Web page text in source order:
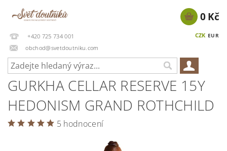
+420 725 734 001
obchod@svetdoutniku.com
CZK EUR
0 Kč
GURKHA CELLAR RESERVE 15Y
HEDONISM GRAND ROTHCHILD
5 hodnocení